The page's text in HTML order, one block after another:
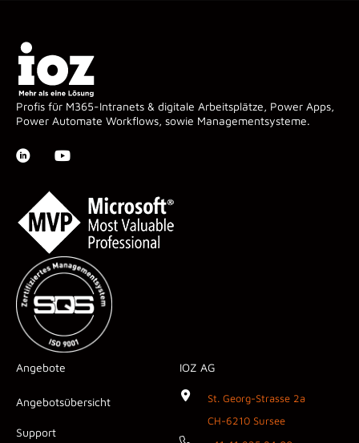
Profis für M365-Intranets & digitale Arbeitsplätze, Power Apps,
Power Automate Workflows, sowie Managementsysteme.
Angebote
Angebotsübersicht
Support
IOZ AG
St. Georg-Strasse 2a
CH-6210 Sursee